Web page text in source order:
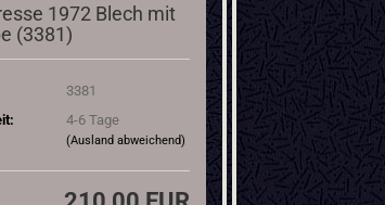
1972 Blech mit
(3381)
3381
4-6 Tage
(Ausland abweichend)